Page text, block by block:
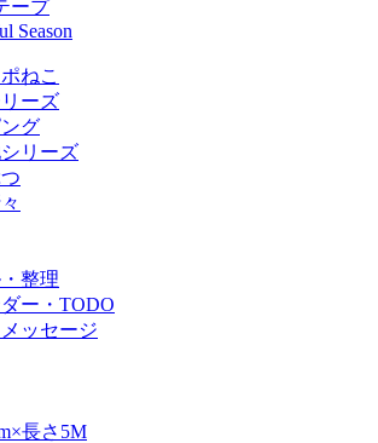
ープ
Season
ねこ
ーズ
グ
リーズ
整理
ー・TODO
ッセージ
長さ5M